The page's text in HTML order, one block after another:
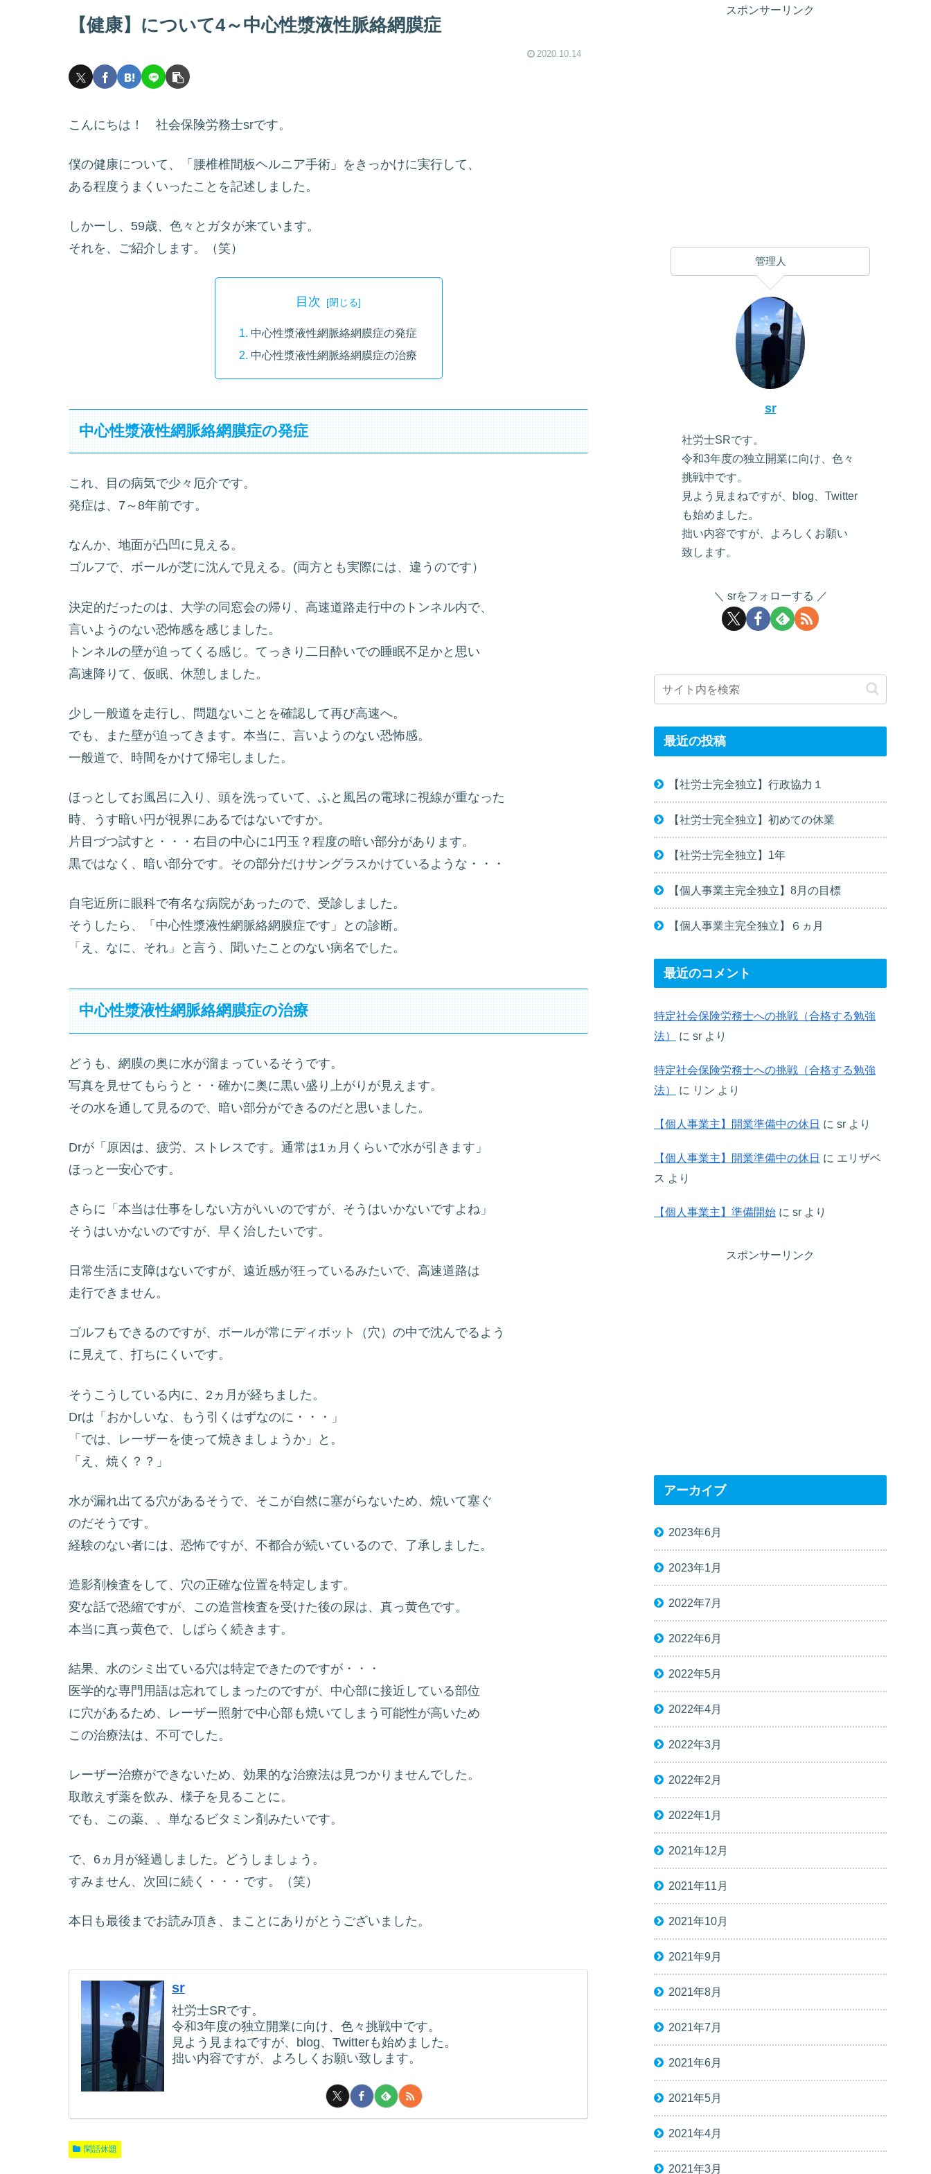
【健康】について4～中心性漿液性脈絡網膜症
2020.10.14
こんにちは！ 社会保険労務士srです。
僕の健康について、「腰椎椎間板ヘルニア手術」をきっかけに実行して、
ある程度うまくいったことを記述しました。
しかーし、59歳、色々とガタが来ています。
それを、ご紹介します。（笑）
目次
中心性漿液性網脈絡網膜症の発症
中心性漿液性網脈絡網膜症の治療
中心性漿液性網脈絡網膜症の発症
これ、目の病気で少々厄介です。
発症は、7～8年前です。
なんか、地面が凸凹に見える。
ゴルフで、ボールが芝に沈んで見える。(両方とも実際には、違うのです）
決定的だったのは、大学の同窓会の帰り、高速道路走行中のトンネル内で、
言いようのない恐怖感を感じました。
トンネルの壁が迫ってくる感じ。てっきり二日酔いでの睡眠不足かと思い
高速降りて、仮眠、休憩しました。
少し一般道を走行し、問題ないことを確認して再び高速へ。
でも、また壁が迫ってきます。本当に、言いようのない恐怖感。
一般道で、時間をかけて帰宅しました。
ほっとしてお風呂に入り、頭を洗っていて、ふと風呂の電球に視線が重なった
時、うす暗い円が視界にあるではないですか。
片目づつ試すと・・・右目の中心に1円玉？程度の暗い部分があります。
黒ではなく、暗い部分です。その部分だけサングラスかけているような・・・
自宅近所に眼科で有名な病院があったので、受診しました。
そうしたら、「中心性漿液性網脈絡網膜症です」との診断。
「え、なに、それ」と言う、聞いたことのない病名でした。
中心性漿液性網脈絡網膜症の治療
どうも、網膜の奥に水が溜まっているそうです。
写真を見せてもらうと・・確かに奥に黒い盛り上がりが見えます。
その水を通して見るので、暗い部分ができるのだと思いました。
Drが「原因は、疲労、ストレスです。通常は1ヵ月くらいで水が引きます」
ほっと一安心です。
さらに「本当は仕事をしない方がいいのですが、そうはいかないですよね」
そうはいかないのですが、早く治したいです。
日常生活に支障はないですが、遠近感が狂っているみたいで、高速道路は
走行できません。
ゴルフもできるのですが、ボールが常にディボット（穴）の中で沈んでるよう
に見えて、打ちにくいです。
そうこうしている内に、2ヵ月が経ちました。
Drは「おかしいな、もう引くはずなのに・・・」
「では、レーザーを使って焼きましょうか」と。
「え、焼く？？」
水が漏れ出てる穴があるそうで、そこが自然に塞がらないため、焼いて塞ぐ
のだそうです。
経験のない者には、恐怖ですが、不都合が続いているので、了承しました。
造影剤検査をして、穴の正確な位置を特定します。
変な話で恐縮ですが、この造営検査を受けた後の尿は、真っ黄色です。
本当に真っ黄色で、しばらく続きます。
結果、水のシミ出ている穴は特定できたのですが・・・
医学的な専門用語は忘れてしまったのですが、中心部に接近している部位
に穴があるため、レーザー照射で中心部も焼いてしまう可能性が高いため
この治療法は、不可でした。
レーザー治療ができないため、効果的な治療法は見つかりませんでした。
取敢えず薬を飲み、様子を見ることに。
でも、この薬、、単なるビタミン剤みたいです。
で、6ヵ月が経過しました。どうしましょう。
すみません、次回に続く・・・です。（笑）
本日も最後までお読み頂き、まことにありがとうございました。
sr
社労士SRです。
令和3年度の独立開業に向け、色々挑戦中です。
見よう見まねですが、blog、Twitterも始めました。
拙い内容ですが、よろしくお願い致します。
閑話休題
スポンサーリンク
管理人
sr
社労士SRです。
令和3年度の独立開業に向け、色々
挑戦中です。
見よう見まねですが、blog、Twitter
も始めました。
拙い内容ですが、よろしくお願い
致します。
srをフォローする
最近の投稿
【社労士完全独立】行政協力１
【社労士完全独立】初めての休業
【社労士完全独立】1年
【個人事業主完全独立】8月の目標
【個人事業主完全独立】６ヵ月
最近のコメント
特定社会保険労務士への挑戦（合格する勉強
法）
に sr より
特定社会保険労務士への挑戦（合格する勉強
法）
に リン より
【個人事業主】開業準備中の休日 に sr より
【個人事業主】開業準備中の休日 に エリザベ
ス より
【個人事業主】準備開始 に sr より
スポンサーリンク
アーカイブ
2023年6月
2023年1月
2022年7月
2022年6月
2022年5月
2022年4月
2022年3月
2022年2月
2022年1月
2021年12月
2021年11月
2021年10月
2021年9月
2021年8月
2021年7月
2021年6月
2021年5月
2021年4月
2021年3月